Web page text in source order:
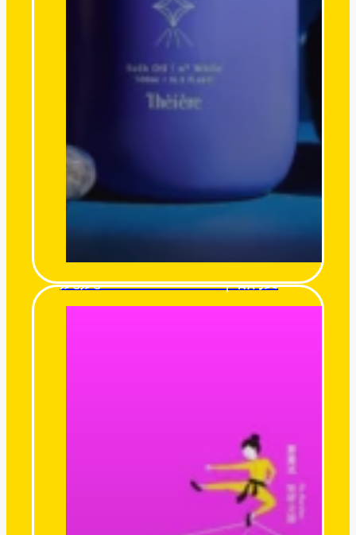
婉婉 WANT ONE｜甜投